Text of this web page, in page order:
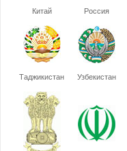
Китай Россия
Таджикистан Узбекистан